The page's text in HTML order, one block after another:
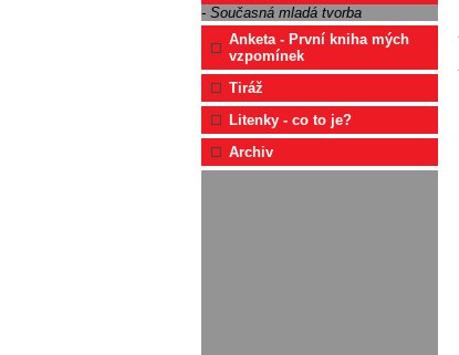
- Současná mladá tvorba
Anketa - První kniha mých
vzpomínek
Tiráž
Litenky - co to je?
Archiv